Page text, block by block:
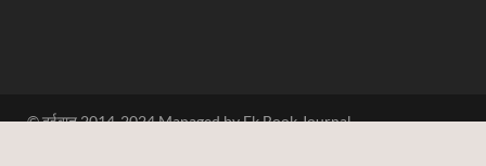
© दुईबात 2014-2024 Managed by Ek Book Journal